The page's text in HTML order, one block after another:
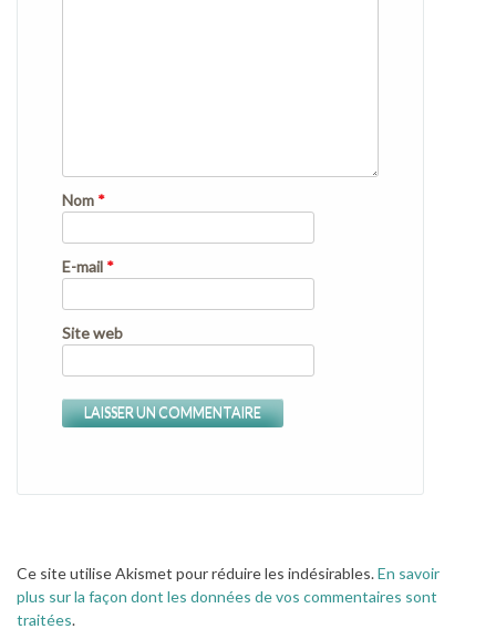
Nom *
E-mail *
Site web
Ce site utilise Akismet pour réduire les indésirables.En savoir
plus sur la façon dont les données de vos commentaires sont
traitées.